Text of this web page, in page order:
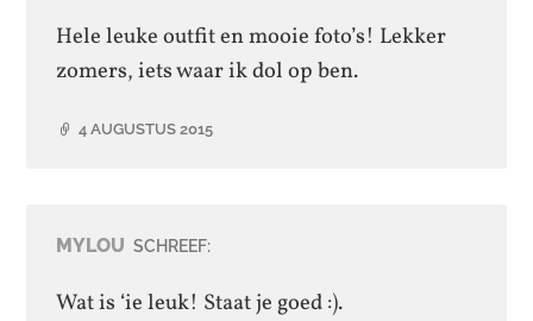
Hele leuke outfit en mooie foto’s! Lekker
zomers, iets waar ik dol op ben.
4 AUGUSTUS 2015
MYLOU SCHREEF:
Wat is ‘ie leuk! Staat je goed :).